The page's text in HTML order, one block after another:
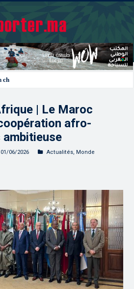
| Le Maroc
afro-
ambitieuse
01/06/2026 Actualités, Monde